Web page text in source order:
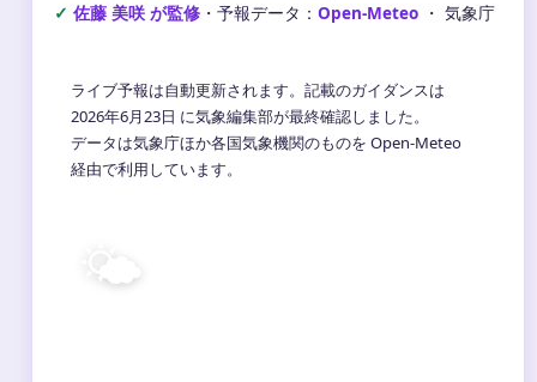
佐藤 美咲 が監修 ・ 予報データ： Open-Meteo ・ 気象庁
ライブ予報は自動更新されます。記載のガイダンスは
2026年6月23日 に気象編集部が最終確認しました。
データは気象庁ほか各国気象機関のものを Open-Meteo
経由で利用しています。
🌤️